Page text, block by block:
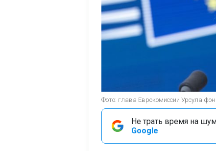
Фото: глава Еврокомиссии Урсула
Не трать время на
Google